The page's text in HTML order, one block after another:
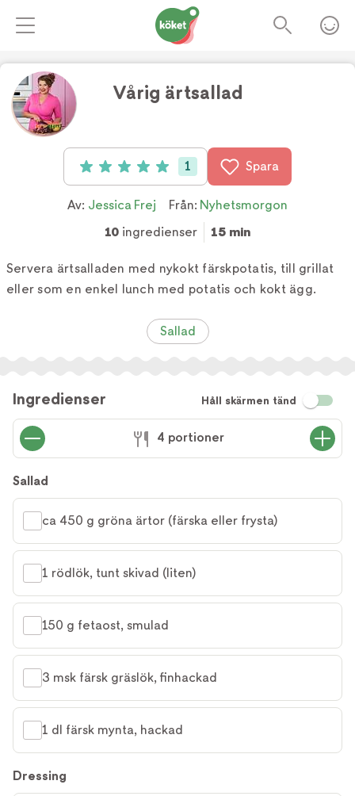
Vårig ärtsallad
Betyg: 5 av 5 (1 röster)
1 Spara
Av: Jessica Frej Från: Nyhetsmorgon
10 ingredienser 15 min
Servera ärtsalladen med nykokt färskpotatis, till grillat
eller som en enkel lunch med potatis och kokt ägg.
Sallad
Ingredienser Håll skärmen tänd
4 portioner
Sallad
ca 450 g gröna ärtor (färska eller frysta)
1 rödlök, tunt skivad (liten)
150 g fetaost, smulad
3 msk färsk gräslök, finhackad
1 dl färsk mynta, hackad
Dressing